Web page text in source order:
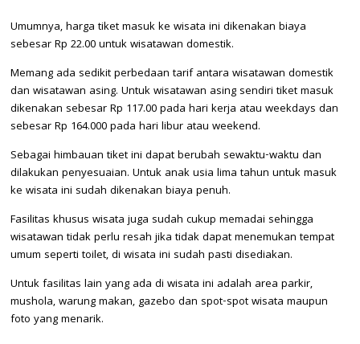
Umumnya, harga tiket masuk ke wisata ini dikenakan biaya
sebesar Rp 22.00 untuk wisatawan domestik.
Memang ada sedikit perbedaan tarif antara wisatawan domestik
dan wisatawan asing. Untuk wisatawan asing sendiri tiket masuk
dikenakan sebesar Rp 117.00 pada hari kerja atau weekdays dan
sebesar Rp 164.000 pada hari libur atau weekend.
Sebagai himbauan tiket ini dapat berubah sewaktu-waktu dan
dilakukan penyesuaian. Untuk anak usia lima tahun untuk masuk
ke wisata ini sudah dikenakan biaya penuh.
Fasilitas khusus wisata juga sudah cukup memadai sehingga
wisatawan tidak perlu resah jika tidak dapat menemukan tempat
umum seperti toilet, di wisata ini sudah pasti disediakan.
Untuk fasilitas lain yang ada di wisata ini adalah area parkir,
mushola, warung makan, gazebo dan spot-spot wisata maupun
foto yang menarik.